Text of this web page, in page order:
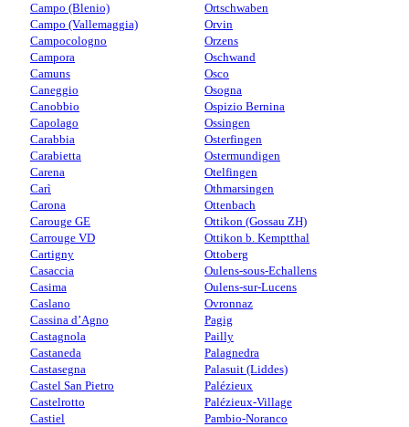
Campo (Blenio)
Campo (Vallemaggia)
Campocologno
Campora
Camuns
Caneggio
Canobbio
Capolago
Carabbia
Carabietta
Carena
Carì
Carona
Carouge GE
Carrouge VD
Cartigny
Casaccia
Casima
Caslano
Cassina d’Agno
Castagnola
Castaneda
Castasegna
Castel San Pietro
Castelrotto
Castiel
Ortschwaben
Orvin
Orzens
Oschwand
Osco
Osogna
Ospizio Bernina
Ossingen
Osterfingen
Ostermundigen
Otelfingen
Othmarsingen
Ottenbach
Ottikon (Gossau ZH)
Ottikon b. Kemptthal
Ottoberg
Oulens-sous-Echallens
Oulens-sur-Lucens
Ovronnaz
Pagig
Pailly
Palagnedra
Palasuit (Liddes)
Palézieux
Palézieux-Village
Pambio-Noranco